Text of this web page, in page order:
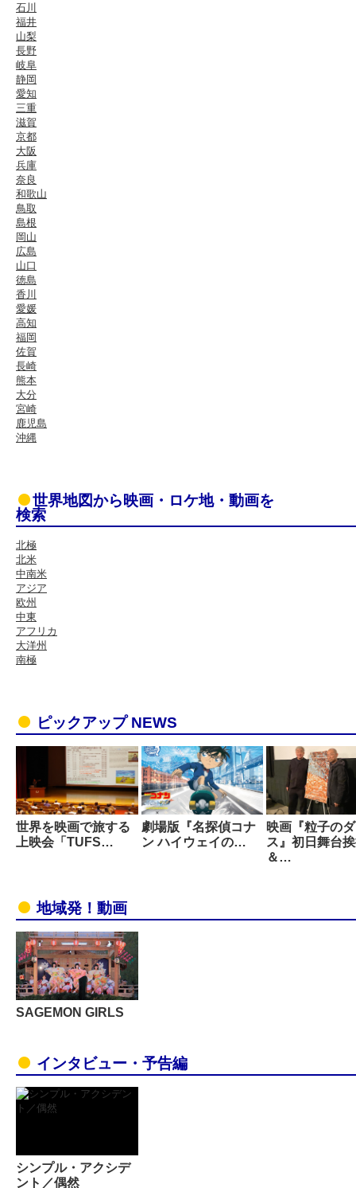
石川
福井
山梨
長野
岐阜
静岡
愛知
三重
滋賀
京都
大阪
兵庫
奈良
和歌山
鳥取
島根
岡山
広島
山口
徳島
香川
愛媛
高知
福岡
佐賀
長崎
熊本
大分
宮崎
鹿児島
沖縄
世界地図から映画・ロケ地・動画を
検索
北極
北米
中南米
アジア
欧州
中東
アフリカ
大洋州
南極
ピックアップ NEWS
世界を映画で旅する
上映会「TUFS…
劇場版『名探偵コナ
ン ハイウェイの…
映画『粒子の
ス』初日舞台
＆…
地域発！動画
SAGEMON GIRLS
インタビュー・予告編
シンプル・アクシデ
ント／偶然